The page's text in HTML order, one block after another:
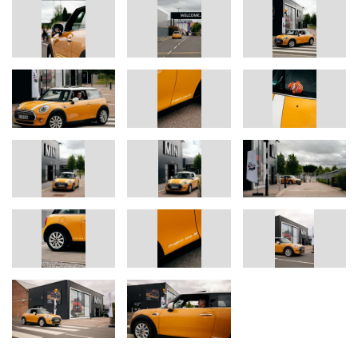
Die Idee zur Million war kein Zufall, sondern Teil eines klaren
Plans: Das „Project one M“ entstand bereits mit der Auslieferung
des Fahrzeugs über das Autohaus Schmidt in Hamm. Es war auf
zwölf Jahre angelegt – und wurde konsequent umgesetzt. Wer
dem Facebook-Profil von Peter folgt, sieht die Präzision hinter
diesem Projekt: Fahrdaten werden kontinuierlich dokumentiert,
analysiert und transparent gemacht. Das Ergebnis: ein
Meilenstein, der nicht nur gefahren, sondern systematisch erreicht
wurde.
Oxford – der emotionale Zielpunkt.
Die Wahl des Zielorts war bewusst: Oxford ist die Geburtsstätte
26. April 2001 lief dort der erste moderne MINI vom Band.
Markus Grüneisl, Leiter der Werke Oxford und Swindon, sagte:
„Oxford ist seit 1959 Teil der MINI Geschichte – seit hier die ersten
klassischen Minis vom Band liefen. In diesem Jahr feiern wir 25
Jahre moderne MINI Produktion in Oxford. Dass Peter den
besonderen Moment mit seinem MINI hier mit uns begeht, ist eine
schöne Würdigung der Expertise und des Engagements unseres